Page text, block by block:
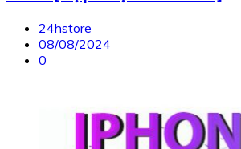
24hstore
08/08/2024
0